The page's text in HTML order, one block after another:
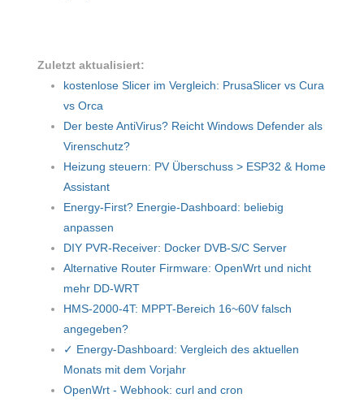
Zuletzt aktualisiert:
kostenlose Slicer im Vergleich: PrusaSlicer vs Cura
vs Orca
Der beste AntiVirus? Reicht Windows Defender als
Virenschutz?
Heizung steuern: PV Überschuss > ESP32 & Home
Assistant
Energy-First? Energie-Dashboard: beliebig
anpassen
DIY PVR-Receiver: Docker DVB-S/C Server
Alternative Router Firmware: OpenWrt und nicht
mehr DD-WRT
HMS-2000-4T: MPPT-Bereich 16~60V falsch
angegeben?
✓ Energy-Dashboard: Vergleich des aktuellen
Monats mit dem Vorjahr
OpenWrt - Webhook: curl and cron